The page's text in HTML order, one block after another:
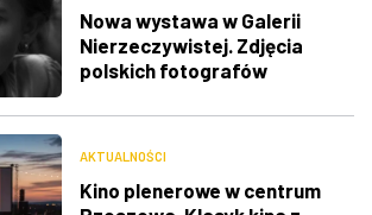
Nowa wystawa w Galerii
Nierzeczywistej. Zdjęcia
polskich fotografów
AKTUALNOŚCI
Kino plenerowe w centrum